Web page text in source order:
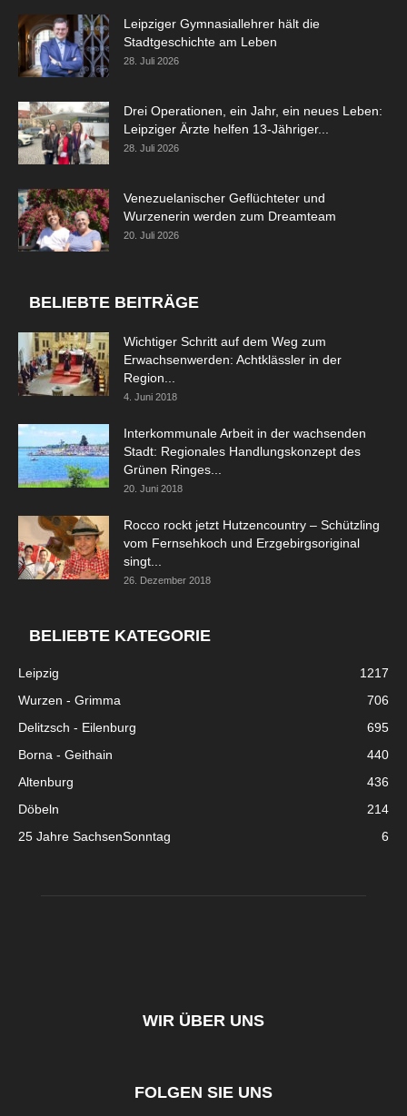
Leipziger Gymnasiallehrer hält die
Stadtgeschichte am Leben
28. Juli 2026
Drei Operationen, ein Jahr, ein neues Leben:
Leipziger Ärzte helfen 13-Jähriger...
28. Juli 2026
Venezuelanischer Geflüchteter und
Wurzenerin werden zum Dreamteam
20. Juli 2026
BELIEBTE BEITRÄGE
Wichtiger Schritt auf dem Weg zum
Erwachsenwerden: Achtklässler in der
Region...
4. Juni 2018
Interkommunale Arbeit in der wachsenden
Stadt: Regionales Handlungskonzept des
Grünen Ringes...
20. Juni 2018
Rocco rockt jetzt Hutzencountry – Schützling
vom Fernsehkoch und Erzgebirgsoriginal
singt...
26. Dezember 2018
BELIEBTE KATEGORIE
Leipzig
1217
Wurzen - Grimma
706
Delitzsch - Eilenburg
695
Borna - Geithain
440
Altenburg
436
Döbeln
214
25 Jahre SachsenSonntag
6
WIR ÜBER UNS
FOLGEN SIE UNS